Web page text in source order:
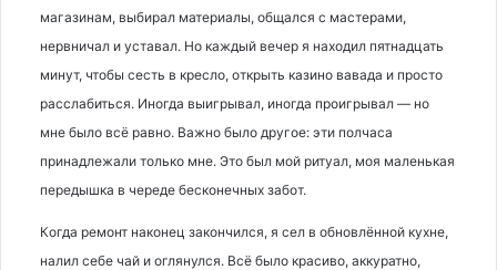
магазинам, выбирал материалы, общался с мастерами,
нервничал и уставал. Но каждый вечер я находил пятнадцать
минут, чтобы сесть в кресло, открыть казино вавада и просто
расслабиться. Иногда выигрывал, иногда проигрывал — но
мне было всё равно. Важно было другое: эти полчаса
принадлежали только мне. Это был мой ритуал, моя маленькая
передышка в череде бесконечных забот.
Когда ремонт наконец закончился, я сел в обновлённой кухне,
налил себе чай и оглянулся. Всё было красиво, аккуратно,